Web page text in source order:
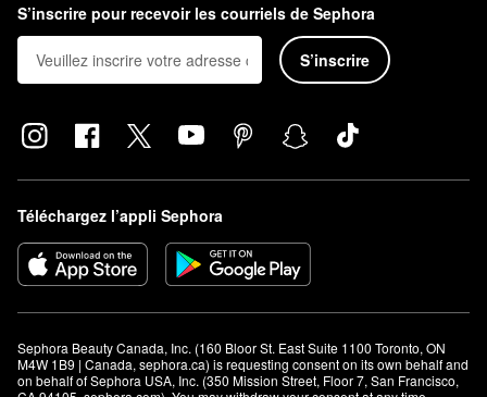
S’inscrire pour recevoir les courriels de Sephora
S’inscrire
Téléchargez l’appli Sephora
Sephora Beauty Canada, Inc. (160 Bloor St. East Suite 1100 Toronto, ON
M4W 1B9 | Canada, sephora.ca) is requesting consent on its own behalf and
on behalf of Sephora USA, Inc. (350 Mission Street, Floor 7, San Francisco,